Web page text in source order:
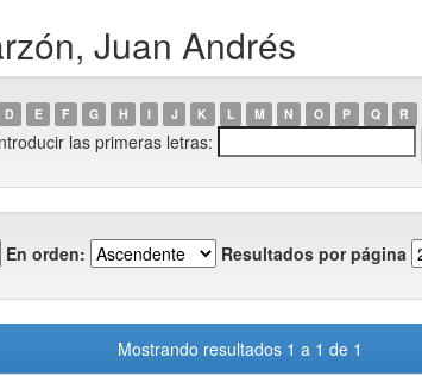
Juan Andrés
D E F G H I J K L M N O P Q R
las primeras letras:
En orden: Resultados por página
Mostrando resultados 1 a 1 de 1